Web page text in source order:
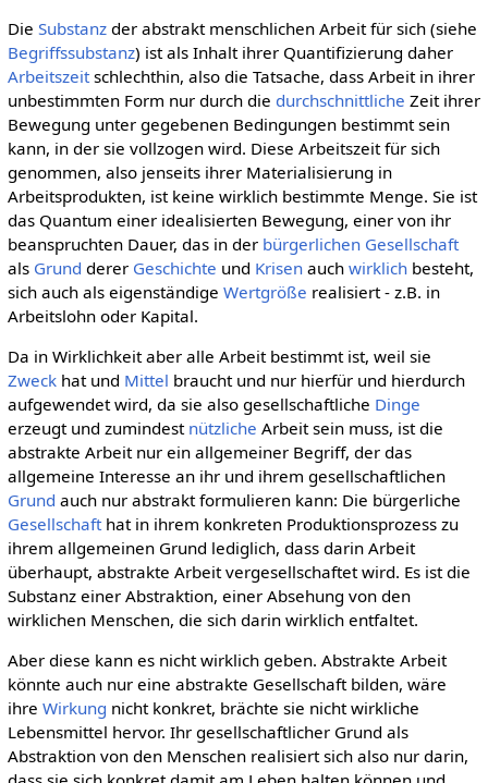
Die Substanzder abstrakt menschlichen Arbeit für sich (siehe
Begriffssubstanz) ist als Inhalt ihrer Quantifizierung daher
Arbeitszeitschlechthin, also die Tatsache, dass Arbeit in ihrer
unbestimmten Form nur durch die durchschnittliche Zeit ihrer
Bewegung unter gegebenen Bedingungen bestimmt sein
kann, in der sie vollzogen wird. Diese Arbeitszeit für sich
genommen, also jenseits ihrer Materialisierung in
Arbeitsprodukten, ist keine wirklich bestimmte Menge. Sie ist
das Quantum einer idealisierten Bewegung, einer von ihr
beanspruchten Dauer, das in der bürgerlichen Gesellschaft
als Grund derer Geschichte und Krisenauch wirklichbesteht,
sich auch als eigenständige Wertgröße realisiert - z.B. in
Arbeitslohn oder Kapital.
Da in Wirklichkeit aber alle Arbeit bestimmt ist, weil sie
Zweckhat und Mittel braucht und nur hierfür und hierdurch
aufgewendet wird, da sie also gesellschaftliche Dinge
erzeugt und zumindest nützliche Arbeit sein muss, ist die
abstrakte Arbeit nur ein allgemeiner Begriff, der das
allgemeine Interesse an ihr und ihrem gesellschaftlichen
Grund auch nur abstrakt formulieren kann: Die bürgerliche
Gesellschafthat in ihrem konkreten Produktionsprozess zu
ihrem allgemeinen Grund lediglich, dass darin Arbeit
überhaupt, abstrakte Arbeit vergesellschaftet wird. Es ist die
Substanz einer Abstraktion, einer Absehung von den
wirklichen Menschen, die sich darin wirklich entfaltet.
Aber diese kann es nicht wirklich geben. Abstrakte Arbeit
könnte auch nur eine abstrakte Gesellschaft bilden, wäre
ihre Wirkung nicht konkret, brächte sie nicht wirkliche
Lebensmittel hervor. Ihr gesellschaftlicher Grund als
Abstraktion von den Menschen realisiert sich also nur darin,